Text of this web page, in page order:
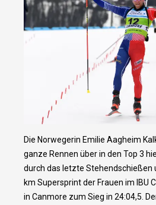
Die Norwegerin Emilie Aagheim
ganze Rennen über in den Top 3
durch das letzte Stehendschießen
km Supersprint der Frauen im IBU
in Canmore zum Sieg in 24:04,5.